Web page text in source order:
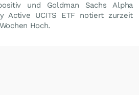
und Goldman Sachs Alpha
Active UCITS ETF notiert zurzeit
Hoch.